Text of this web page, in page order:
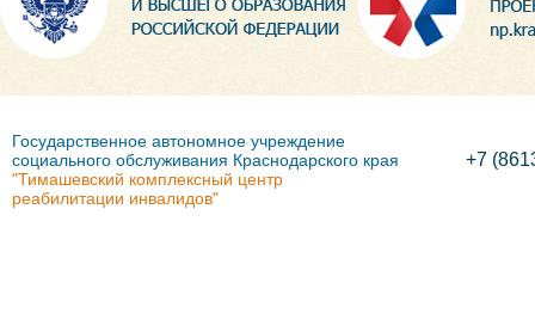
Государственное автономное учреждение
социального обслуживания Краснодарского края
"Тимашевский комплексный центр
реабилитации инвалидов"
+7